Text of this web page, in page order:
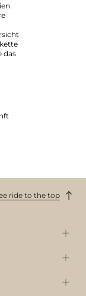
das
ride to the top